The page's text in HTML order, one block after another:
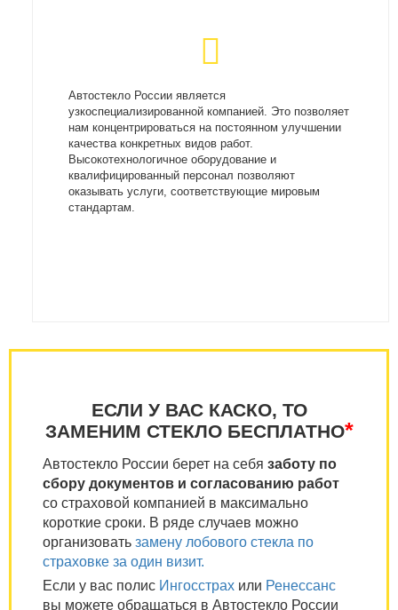
Автостекло России является
узкоспециализированной компанией. Это позволяет
нам концентрироваться на постоянном улучшении
качества конкретных видов работ.
Высокотехнологичное оборудование и
квалифицированный персонал позволяют
оказывать услуги, соответствующие мировым
стандартам.
ЕСЛИ У ВАС КАСКО, ТО
ЗАМЕНИМ СТЕКЛО БЕСПЛАТНО*
Автостекло России берет на себя заботу по
сбору документов и согласованию работ
со страховой компанией в максимально
короткие сроки. В ряде случаев можно
организовать замену лобового стекла по
страховке за один визит.
Если у вас полис Ингосстрах или Ренессанс
вы можете обращаться в Автостекло России